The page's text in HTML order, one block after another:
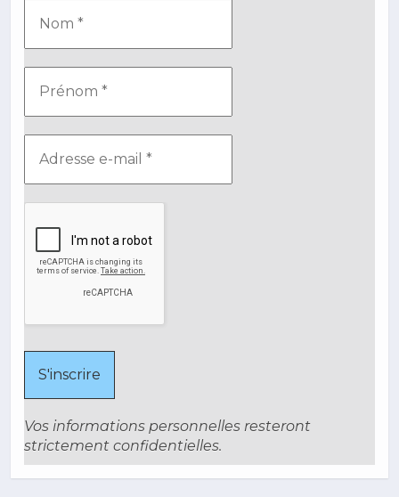
Vos informations personnelles resteront
strictement confidentielles.